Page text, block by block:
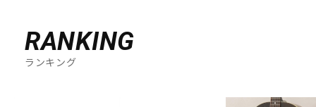
管楽器
RANKING
ランキング